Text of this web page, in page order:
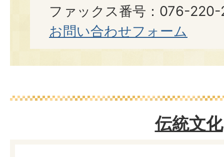
ファックス番号：076-
お問い合わせフォーム
伝統文化